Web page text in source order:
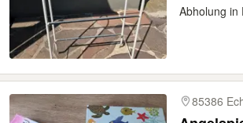
Abholung in
85386